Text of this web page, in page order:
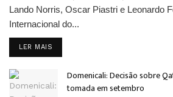
Lando Norris, Oscar Piastri e Leonardo
Internacional do...
LER MAIS
Domenicali: Decisão sobre
tomada em setembro